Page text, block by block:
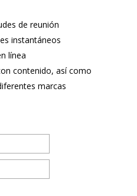
de reunión
instantáneos
línea
contenido, así como
marcas